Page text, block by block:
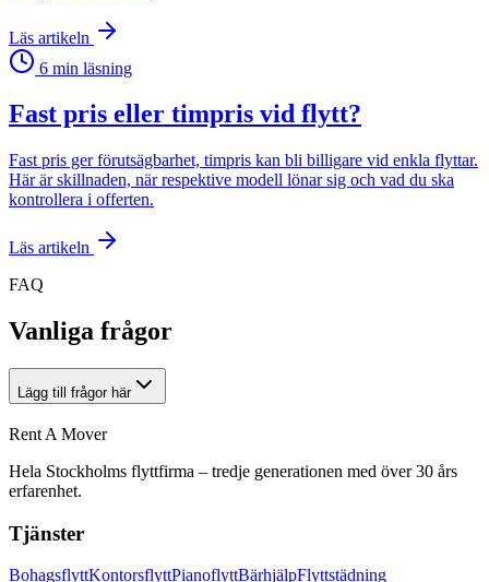
Läs artikeln
6 min läsning
Fast pris eller timpris vid flytt?
Fast pris ger förutsägbarhet, timpris kan bli billigare vid enkla flyttar.
Här är skillnaden, när respektive modell lönar sig och vad du ska
kontrollera i offerten.
Läs artikeln
FAQ
Vanliga frågor
Lägg till frågor här
Rent A Mover
Hela Stockholms flyttfirma – tredje generationen med över 30 års
erfarenhet.
Tjänster
BohagsflyttKontorsflyttPianoflyttBärhjälpFlyttstädning